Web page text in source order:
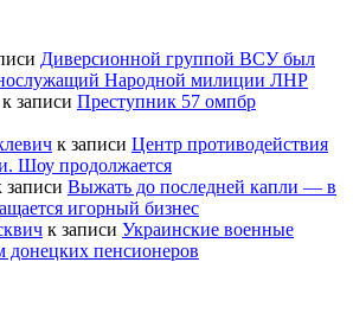
Диверсионной группой ВСУ был
Народной милиции ЛНР
к записи Преступник 57 омпбр
к записи Центр противодействия
Шоу продолжается
записи Выжать до последней капли — в
игорный бизнес
к записи Украинские военные
донецких пенсионеров